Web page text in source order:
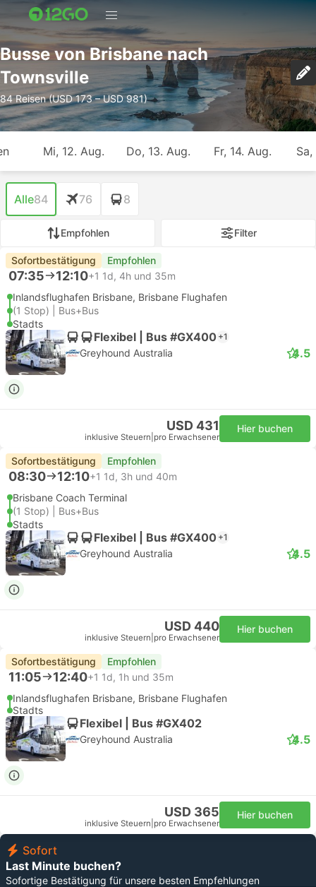
Busse von Brisbane nach
Townsville
84 Reisen (USD 173 – USD 981)
Mi, 12. Aug. Do, 13. Aug. Fr, 14. Aug.
Alle84 76 8
Empfohlen Filter
Sofortbestätigung Empfohlen
07:35 12:10+1 1d, 4h und 35m
Inlandsflughafen Brisbane, Brisbane Flughafen
(1 Stop) | Bus+Bus
Stadts
Flexibel | Bus #GX400 +1
Greyhound Australia 4.5
USD 431
inklusive Steuern pro Erwachsener
Hier buchen
Sofortbestätigung Empfohlen
08:30 12:10+1 1d, 3h und 40m
Brisbane Coach Terminal
(1 Stop) | Bus+Bus
Stadts
Flexibel | Bus #GX400 +1
Greyhound Australia 4.5
USD 440
inklusive Steuern pro Erwachsener
Hier buchen
Sofortbestätigung Empfohlen
11:05 12:40+1 1d, 1h und 35m
Inlandsflughafen Brisbane, Brisbane Flughafen
Stadts
Flexibel | Bus #GX402
Greyhound Australia 4.5
USD 365
inklusive Steuern pro Erwachsener
Hier buchen
Sofort
Last Minute buchen?
Sofortige Bestätigung für unsere besten Empfehlungen